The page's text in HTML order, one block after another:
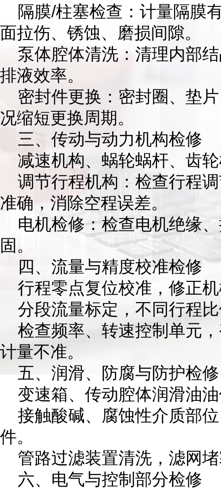
隔膜/柱塞检查：计量隔膜
面拉伤、锈蚀、磨损间隙。
泵体腔体清洗：清理内部
排液效率。
密封件更换：密封圈、垫
况缩短更换周期。
三、传动与动力机构检修
减速机构、蜗轮蜗杆、齿
调节行程机构：检查行程
准确，消除空程误差。
电机检修：检查电机绝缘
固。
四、流量与精度校准检修
行程零点复位校准，修正
分段流量标定，不同行程
检查频率、转速控制单元
计量不准。
五、润滑、防腐与防护检修
变速箱、传动腔体润滑油
接触酸碱、腐蚀性介质部
件。
管路过滤装置清洗，滤网
六、电气与控制部分检修